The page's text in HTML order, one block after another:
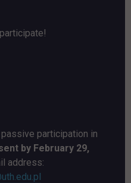
participation in
by February 29,
address: